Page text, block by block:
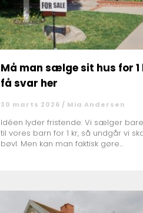
Må man sælge sit hus for 1
få svar her
30 marts 2026 / Mia Andersen
Idéen lyder fristende: Vi sælger
til vores barn for 1 kr, så undgår vi
bøvl. Men kan man faktisk gøre...